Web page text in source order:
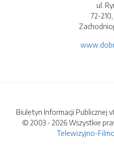
ul.
72-
Biuletyn Informacji Publicznej
© 2003 - 2026 Wszystkie
Telewizyjno-